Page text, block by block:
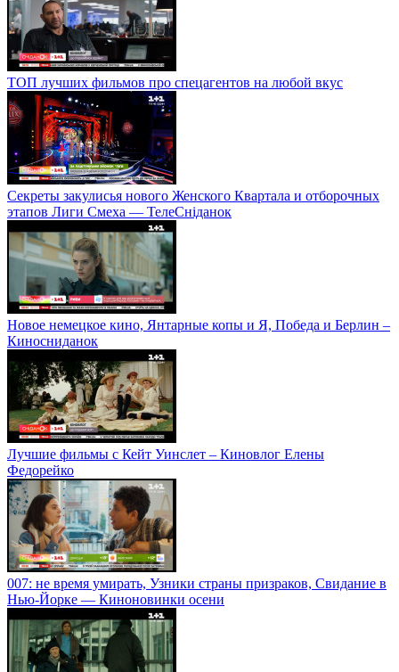
ТОП лучших фильмов про спецагентов на любой вкус
Секреты закулисья нового Женского Квартала и отборочных
этапов Лиги Смеха — ТелеСніданок
Новое немецкое кино, Янтарные копы и Я, Победа и Берлин –
Киносниданок
Лучшие фильмы с Кейт Уинслет – Киновлог Елены
Федорейко
007: не время умирать, Узники страны призраков, Свидание в
Нью-Йорке — Киноновинки осени